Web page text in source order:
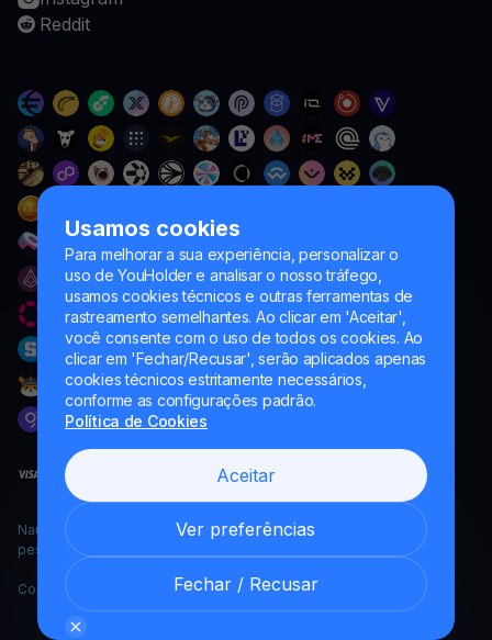
Usamos cookies
Para melhorar a sua experiência, personalizar o
uso de YouHolder e analisar o nosso tráfego,
usamos cookies técnicos e outras ferramentas de
rastreamento semelhantes. Ao clicar em 'Aceitar',
você consente com o uso de todos os cookies. Ao
clicar em 'Fechar/Recusar', serão aplicados apenas
cookies técnicos estritamente necessários,
conforme as configurações padrão.
Política de Cookies
Aceitar
Ver preferências
Fechar / Recusar
Reddit
Naumard LTD. – apenas para fins de desenvolvimento de TI,
pesquisa e marketing
Copyright YouHodler, 2026.